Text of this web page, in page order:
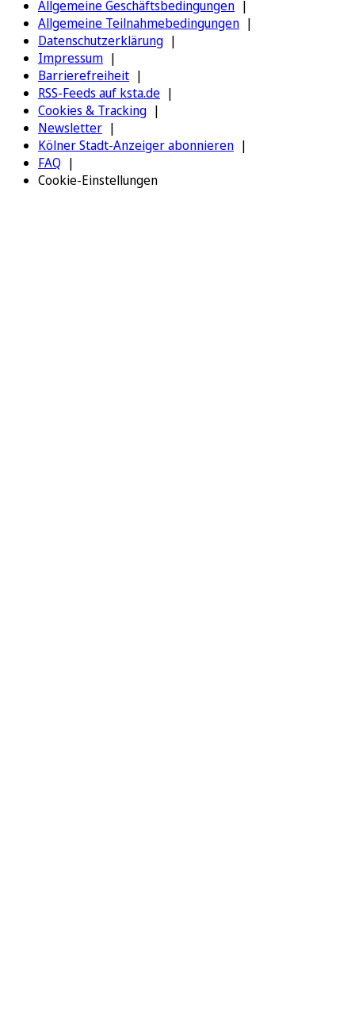
Allgemeine Geschäftsbedingungen
Allgemeine Teilnahmebedingungen
Datenschutzerklärung
Impressum
Barrierefreiheit
RSS-Feeds auf ksta.de
Cookies & Tracking
Newsletter
Kölner Stadt-Anzeiger abonnieren
FAQ
Cookie-Einstellungen